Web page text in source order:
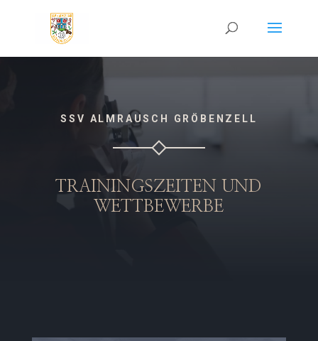
SSV ALMRAUSCH GRÖBENZELL
TRAININGSZEITEN UND
WETTBEWERBE